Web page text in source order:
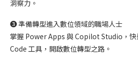
洞察力。
➌ 準備轉型進入數位領域的職場人士
掌握 Power Apps 與 Copilot Studio，
Code 工具，開啟數位轉型之路。